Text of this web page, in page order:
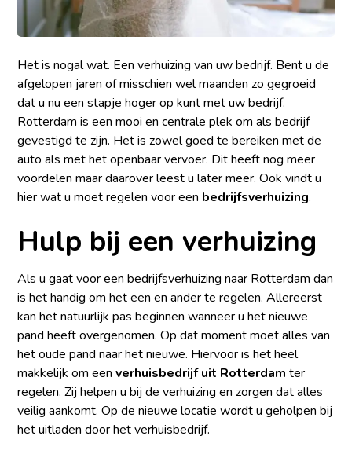
Het is nogal wat. Een verhuizing van uw bedrijf. Bent u de
afgelopen jaren of misschien wel maanden zo gegroeid
dat u nu een stapje hoger op kunt met uw bedrijf.
Rotterdam is een mooi en centrale plek om als bedrijf
gevestigd te zijn. Het is zowel goed te bereiken met de
auto als met het openbaar vervoer. Dit heeft nog meer
voordelen maar daarover leest u later meer. Ook vindt u
hier wat u moet regelen voor een bedrijfsverhuizing.
Hulp bij een verhuizing
Als u gaat voor een bedrijfsverhuizing naar Rotterdam dan
is het handig om het een en ander te regelen. Allereerst
kan het natuurlijk pas beginnen wanneer u het nieuwe
pand heeft overgenomen. Op dat moment moet alles van
het oude pand naar het nieuwe. Hiervoor is het heel
makkelijk om eenverhuisbedrijf uit Rotterdam ter
regelen. Zij helpen u bij de verhuizing en zorgen dat alles
veilig aankomt. Op de nieuwe locatie wordt u geholpen bij
het uitladen door het verhuisbedrijf.